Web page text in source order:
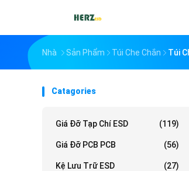
Nhà Sản Phẩm Túi Che Chắn Túi
Catagories
Giá Đỡ Tạp Chí ESD (119)
Giá Đỡ PCB PCB (56)
Kệ Lưu Trữ ESD (27)